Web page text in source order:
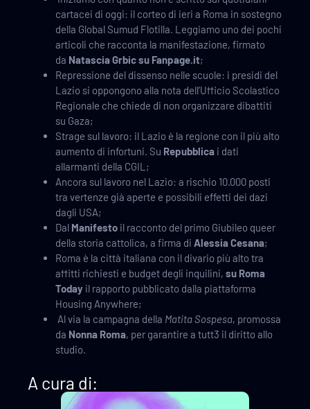
cartacei di oggi: il corteo di ieri a Roma in sostegno
della Global Sumud Flotilla. Leggiamo uno dei pochi
articoli che racconta la manifestazione, firmato
da Natascia Grbic su Fanpage.it;
Repressione del dissenso nelle scuole: i presidi del
Lazio si oppongono alla nota dell’Ufficio Scolastico
Regionale che chiede di non organizzare dibattiti
su Gaza;
Strage sul lavoro: il Lazio è la regione con il più alto
aumento di infortuni. Su Repubblica i dati
allarmanti della CGIL;
Ancora sul lavoro nel Lazio: a rischio 10.000 posti
tra vertenze già aperte e possibili effetti dei dazi
dagli USA;
Dal Manifesto il racconto del primo Giubileo queer
della storia cattolica, a firma di Alessia Cesana;
Roma è la città italiana con il divario più alto tra
affitti richiesti e budget degli inquilini, su Roma
Today il rapporto pubblicato dalla piattaforma
Housing Anywhere;
Al via la campagna della Matita Sospesa, promossa
da Nonna Roma, per garantire a tutt3 il diritto allo
studio.
A cura di: